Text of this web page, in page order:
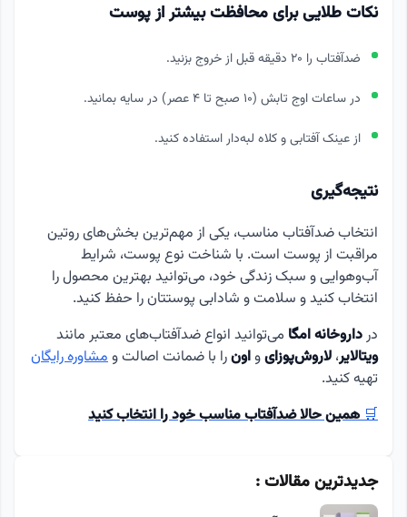
نکات طلایی برای محافظت بیشتر از پوست
ضدآفتاب را ۲۰ دقیقه قبل از خروج بزنید.
در ساعات اوج تابش (۱۰ صبح تا ۴ عصر) در سایه بمانید.
از عینک آفتابی و کلاه لبه‌دار استفاده کنید.
نتیجه‌گیری
انتخاب ضدآفتاب مناسب، یکی از مهم‌ترین بخش‌های روتین
مراقبت از پوست است. با شناخت نوع پوست، شرایط
آب‌وهوایی و سبک زندگی خود، می‌توانید بهترین محصول را
انتخاب کنید و سلامت و شادابی پوستتان را حفظ کنید.
درداروخانه امگا می‌توانید انواع ضدآفتاب‌های معتبر مانند
ویتالایر، لاروش‌پوزایواونرا با ضمانت اصالت ومشاوره رایگان
تهیه کنید.
🛒همین حالا ضدآفتاب مناسب خود را انتخاب کنید
جدیدترین مقالات :